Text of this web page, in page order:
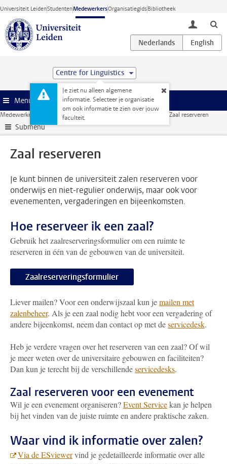
Ga direct naar de inhoud
Universiteit LeidenStudentenMedewerkersOrganisatiegidsBibliotheek
toggle
Centre for Linguistics
Je ziet nu alleen algemene
informatie. Selecteer je organisatie
om ook informatie te zien over jouw
faculteit.
Menu
Medewerkerswebsite Faciliteiten Zaal reserveren Zaal reserveren
Submenu
Zaal reserveren
Je kunt binnen de universiteit zalen reserveren voor
onderwijs en niet-regulier onderwijs, maar ook voor
evenementen, vergaderingen en bijeenkomsten.
Hoe reserveer ik een zaal?
Gebruik het zaalreserveringsformulier om een ruimte te
reserveren in één van de gebouwen van de universiteit.
Zaalreserveringsformulier
Liever mailen? Voor een onderwijszaal kun jemailen met
zalenbeheer. Als je een zaal nodig hebt voor een vergadering of
andere bijeenkomst, neem dan contact op met deservicedesk.
Heb je verdere vragen over het reserveren van een zaal? Of wil
je meer weten over de universitaire gebouwen en faciliteiten?
Dan kun je terecht bij de verschillendeservicedesks.
Zaal reserveren voor een evenement
Wil je een evenement organiseren?Event Servicekan je helpen
bij het vinden van de juiste ruimte en andere praktische zaken.
Waar vind ik informatie over zalen?
Via de ESviewervind je gedetailleerde informatie over alle